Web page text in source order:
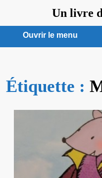
contenu
Un livre
Ouvrir le menu
Étiquette :